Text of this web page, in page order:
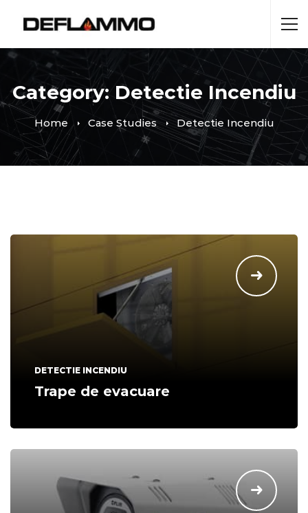
Category: Detectie Incendiu
Home Case Studies Detectie Incendiu
DETECTIE INCENDIU
Trape de evacuare